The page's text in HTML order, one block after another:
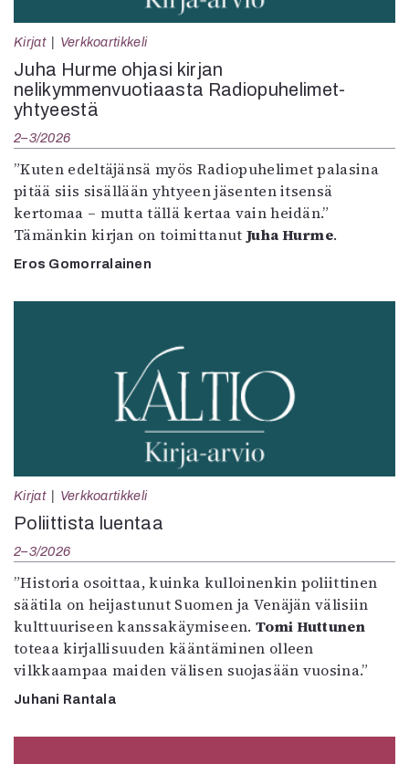
Kirjat Verkkoartikkeli
Juha Hurme ohjasi kirjan
nelikymmenvuotiaasta Radiopuhelimet-
yhtyeestä
2–3/2026
”Kuten edeltäjänsä myös Radiopuhelimet palasina
pitää siis sisällään yhtyeen jäsenten itsensä
kertomaa – mutta tällä kertaa vain heidän.”
Tämänkin kirjan on toimittanut Juha Hurme.
Eros Gomorralainen
Kirjat Verkkoartikkeli
Poliittista luentaa
2–3/2026
”Historia osoittaa, kuinka kulloinenkin poliittinen
säätila on heijastunut Suomen ja Venäjän välisiin
kulttuuriseen kanssakäymiseen. Tomi Huttunen
toteaa kirjallisuuden kääntäminen olleen
vilkkaampaa maiden välisen suojasään vuosina.”
Juhani Rantala